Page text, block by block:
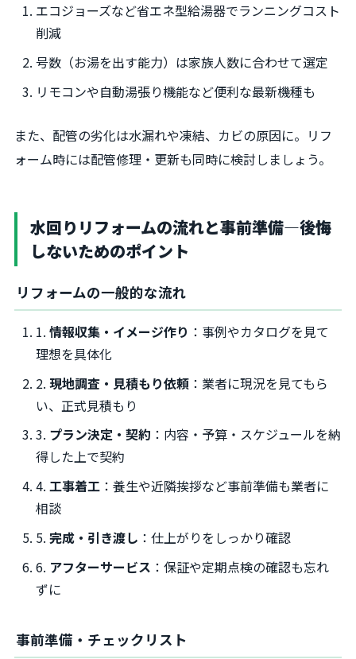
エコジョーズなど省エネ型給湯器でランニングコスト
削減
号数（お湯を出す能力）は家族人数に合わせて選定
リモコンや自動湯張り機能など便利な最新機種も
また、配管の劣化は水漏れや凍結、カビの原因に。リフ
ォーム時には配管修理・更新も同時に検討しましょう。
水回りリフォームの流れと事前準備―後悔
しないためのポイント
リフォームの一般的な流れ
1.情報収集・イメージ作り ：事例やカタログを見て
理想を具体化
2.現地調査・見積もり依頼 ：業者に現況を見てもら
い、正式見積もり
3. プラン決定・契約 ：内容・予算・スケジュールを納
得した上で契約
4.工事着工 ：養生や近隣挨拶など事前準備も業者に
相談
5.完成・引き渡し ：仕上がりをしっかり確認
6. アフターサービス ：保証や定期点検の確認も忘れ
ずに
事前準備・チェックリスト